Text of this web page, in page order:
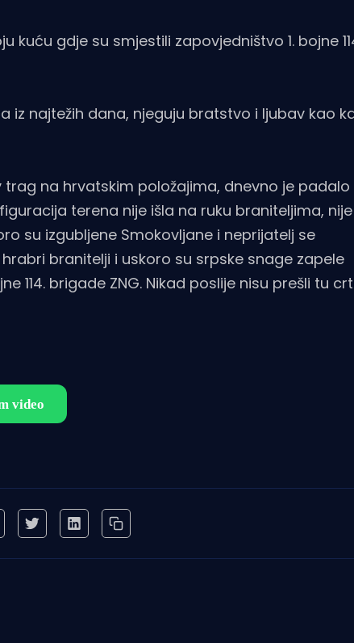
kuću gdje su smjestili zapovjedništvo 1. bojne
iz najtežih dana, njeguju bratstvo i ljubav kao
trag na hrvatskim položajima, dnevno je padalo
terena nije išla na ruku braniteljima, nije
su izgubljene Smokovljane i neprijatelj se
branitelji i uskoro su srpske snage zapele
114. brigade ZNG. Nikad poslije nisu prešli tu